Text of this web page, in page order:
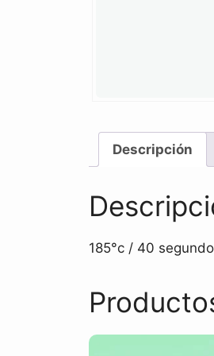
Descripción
185°c / 40